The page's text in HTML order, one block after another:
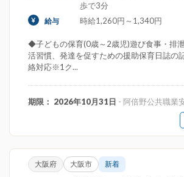
歩で3分
給与 時給1,260円～1,340円
◆子どもの保育(0歳～2歳児)遊び食事・排
活習慣、発達を促すための援助保育日誌の
絡対応※1ク...
期限： 2026年10月31日 - 阿倍野公共職業
大阪府 大阪市 新着